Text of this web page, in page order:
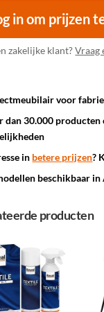
in om prijzen
zakelijke klant?Vraag
voor
dan 30.000
in betere prijzen?
beschikbaar
producten